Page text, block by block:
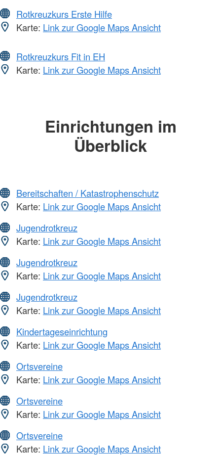
Rotkreuzkurs Erste Hilfe
Karte: Link zur Google Maps Ansicht
Rotkreuzkurs Fit in EH
Karte: Link zur Google Maps Ansicht
Einrichtungen im
Überblick
Bereitschaften / Katastrophenschutz
Karte: Link zur Google Maps Ansicht
Jugendrotkreuz
Karte: Link zur Google Maps Ansicht
Jugendrotkreuz
Karte: Link zur Google Maps Ansicht
Jugendrotkreuz
Karte: Link zur Google Maps Ansicht
Kindertageseinrichtung
Karte: Link zur Google Maps Ansicht
Ortsvereine
Karte: Link zur Google Maps Ansicht
Ortsvereine
Karte: Link zur Google Maps Ansicht
Ortsvereine
Karte: Link zur Google Maps Ansicht